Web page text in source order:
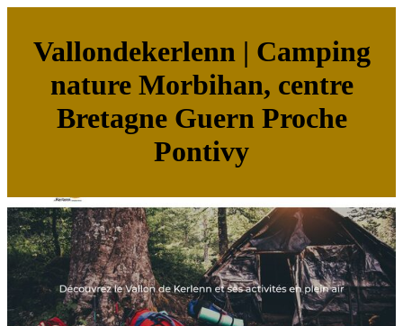
Vallondekerlenn | Camping
nature Morbihan, centre
Bretagne Guern Proche
Pontivy